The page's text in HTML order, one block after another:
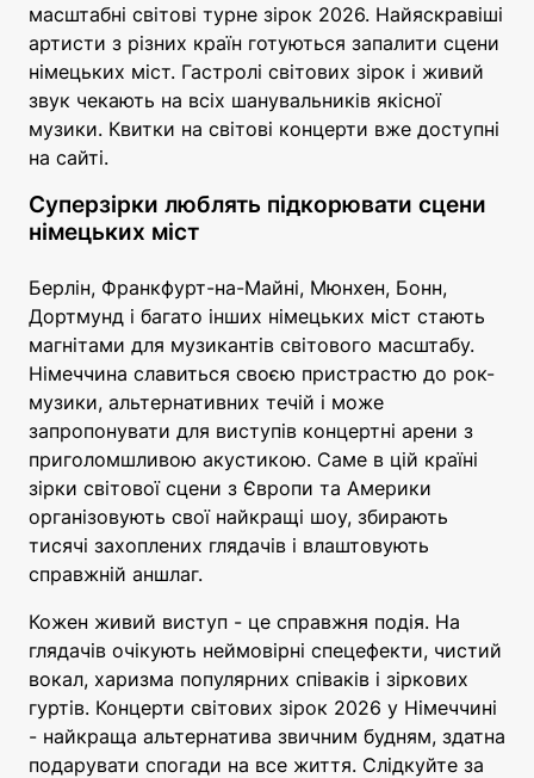
масштабні світові турне зірок 2026. Найяскравіші
артисти з різних країн готуються запалити сцени
німецьких міст. Гастролі світових зірок і живий
звук чекають на всіх шанувальників якісної
музики. Квитки на світові концерти вже доступні
на сайті.
Суперзірки люблять підкорювати сцени
німецьких міст
Берлін, Франкфурт-на-Майні, Мюнхен, Бонн,
Дортмунд і багато інших німецьких міст стають
магнітами для музикантів світового масштабу.
Німеччина славиться своєю пристрастю до рок-
музики, альтернативних течій і може
запропонувати для виступів концертні арени з
приголомшливою акустикою. Саме в цій країні
зірки світової сцени з Європи та Америки
організовують свої найкращі шоу, збирають
тисячі захоплених глядачів і влаштовують
справжній аншлаг.
Кожен живий виступ - це справжня подія. На
глядачів очікують неймовірні спецефекти, чистий
вокал, харизма популярних співаків і зіркових
гуртів. Концерти світових зірок 2026 у Німеччині
- найкраща альтернатива звичним будням, здатна
подарувати спогади на все життя. Слідкуйте за